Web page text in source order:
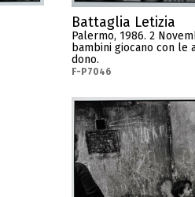
Battaglia Letizia
Palermo, 1986. 2
bambini giocano con le
dono.
F-P7046